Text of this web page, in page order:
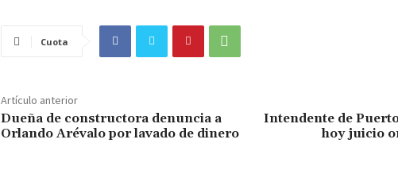
Cuota
Artículo anterior
Dueña de constructora denuncia a
Orlando Arévalo por lavado de dinero
Intendente de
hoy juicio